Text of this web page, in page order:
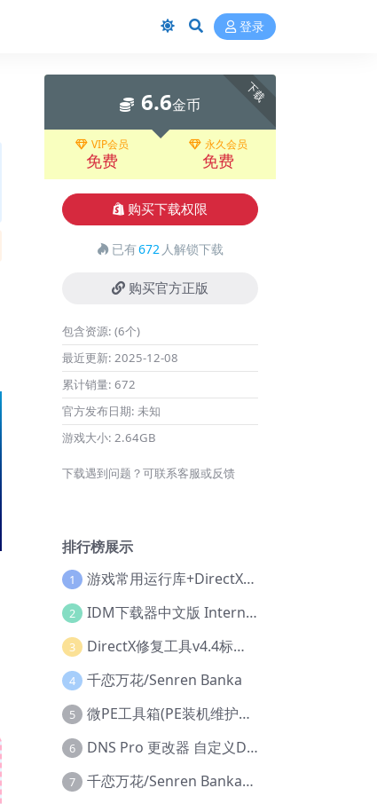
登录
下载
6.6金币
VIP会员
免费
永久会员
免费
购买下载权限
已有672 人解锁下载
购买官方正版
包含资源: (6个)
最近更新: 2025-12-08
累计销量: 672
官方发布日期: 未知
游戏大小: 2.64GB
下载遇到问题？可联系客服或反馈
排行榜展示
1 游戏常用运行库+DirectX修复增强版
2 IDM下载器中文版 Internet Download Manager v6.42.36 IDM
3 DirectX修复工具v4.4标准版+增强版+在线修复版
4 千恋万花/Senren Banka
5 微PE工具箱(PE装机维护工具) v2.3官方正式版
6 DNS Pro 更改器 自定义DNS修改
7 千恋万花/Senren Banka/安卓版